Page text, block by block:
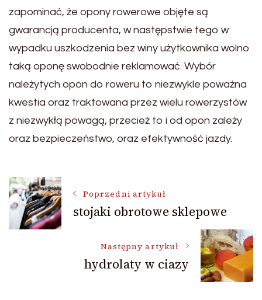
zapominać, że opony rowerowe objęte są
gwarancją producenta, w następstwie tego w
wypadku uszkodzenia bez winy użytkownika wolno
taką oponę swobodnie reklamować. Wybór
należytych opon do roweru to niezwykle poważna
kwestia oraz traktowana przez wielu rowerzystów
z niezwykłą powagą, przecież to i od opon zależy
oraz bezpieczeństwo, oraz efektywność jazdy.
Nawigacja
wpisu
Poprzedni artykuł
stojaki obrotowe sklepowe
Następny artykuł
hydrolaty w ciazy